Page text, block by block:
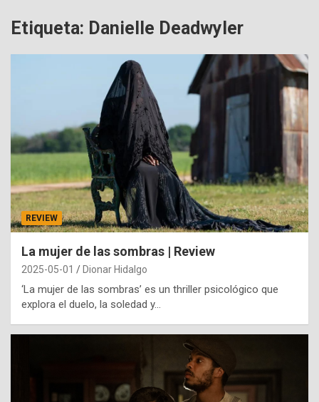
Etiqueta: Danielle Deadwyler
REVIEW
La mujer de las sombras | Review
2025-05-01 Dionar Hidalgo
‘La mujer de las sombras’ es un thriller psicológico que
explora el duelo, la soledad y…